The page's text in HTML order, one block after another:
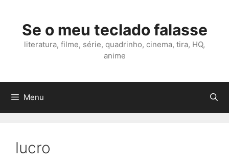
contentSe o meu teclado falasse
literatura, filme, série, quadrinho, cinema, tira, HQ,
anime
Menu
lucro